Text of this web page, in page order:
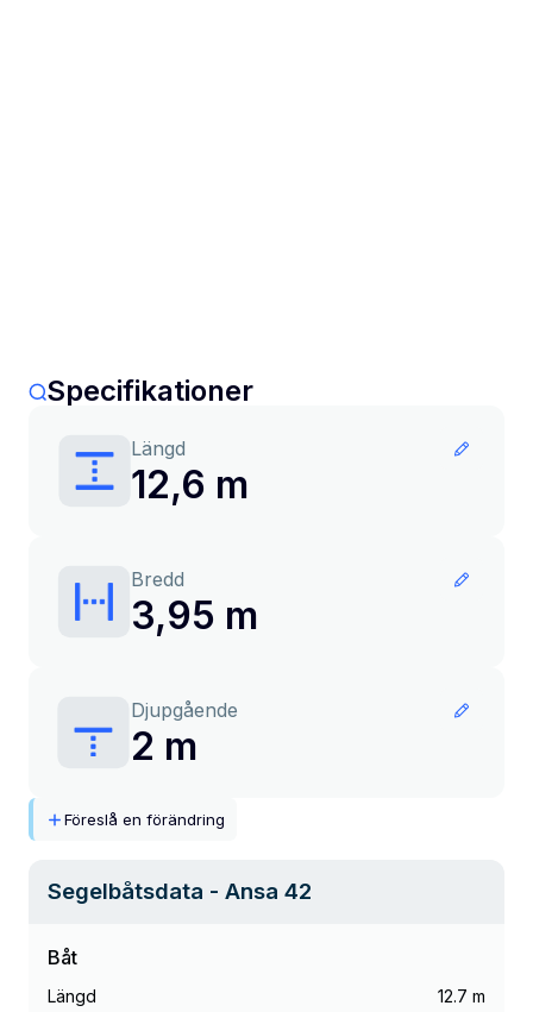
Specifikationer
Längd
12,6 m
Bredd
3,95 m
Djupgående
2 m
Föreslå en förändring
Segelbåtsdata - Ansa 42
Båt
Längd 12.7 m